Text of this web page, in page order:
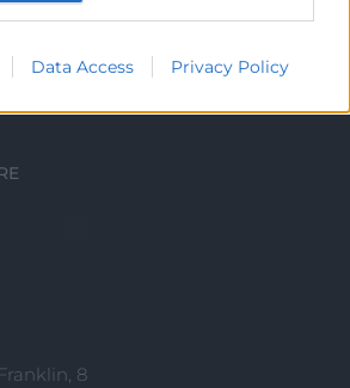
of the website or
Google to enable storage
Data Access Privacy Policy
8